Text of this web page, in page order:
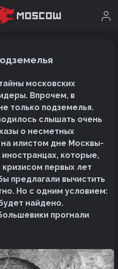
московских
Впрочем, в
только подземелья.
слышать очень
о несметных
илистом дне Москвы-
которые,
первых лет
предлагали вычистить
Но с одним условием:
найдено.
прогнали